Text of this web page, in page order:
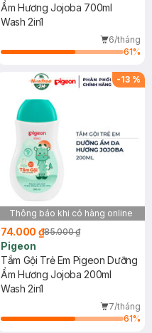
Ẩm Hương Jojoba 700ml
Wash 2in1
6/tháng
61%
-13 %
Thông báo khi có hàng online
74.000 ₫85.000 ₫
Pigeon
Tắm Gội Trẻ Em Pigeon Dưỡng
Ẩm Hương Jojoba 200ml
Wash 2in1
7/tháng
61%